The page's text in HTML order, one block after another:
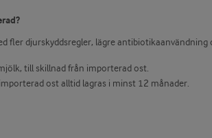
fler djurskyddsregler, lägre antibiotikaanvändning
till skillnad från importerad ost.
ost alltid lagras i minst 12 månader.